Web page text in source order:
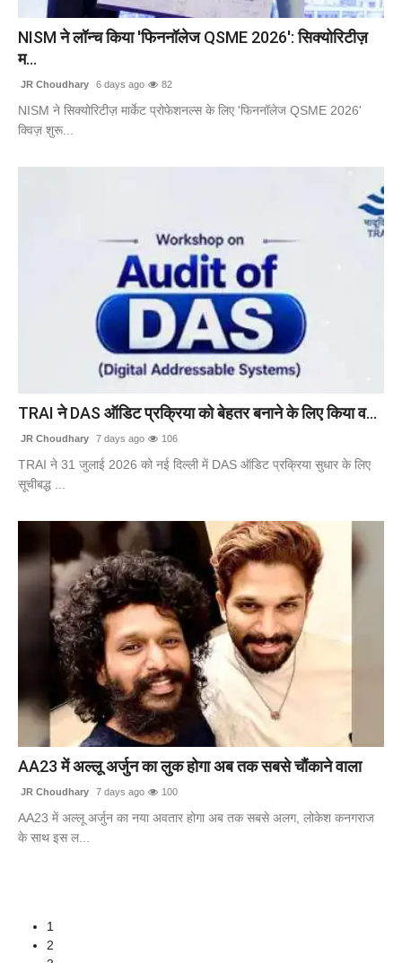
NISM ने लॉन्च किया 'फिननॉलेज QSME 2026': सिक्योरिटीज़
म...
JR Choudhary 6 days ago 82
NISM ने सिक्योरिटीज़ मार्केट प्रोफेशनल्स के लिए 'फिननॉलेज QSME 2026'
क्विज़ शुरू...
TRAI ने DAS ऑडिट प्रक्रिया को बेहतर बनाने के लिए किया व...
JR Choudhary 7 days ago 106
TRAI ने 31 जुलाई 2026 को नई दिल्ली में DAS ऑडिट प्रक्रिया सुधार के लिए
सूचीबद्ध ...
AA23 में अल्लू अर्जुन का लुक होगा अब तक सबसे चौंकाने वाला
JR Choudhary 7 days ago 100
AA23 में अल्लू अर्जुन का नया अवतार होगा अब तक सबसे अलग, लोकेश कनगराज
के साथ इस ल...
1
2